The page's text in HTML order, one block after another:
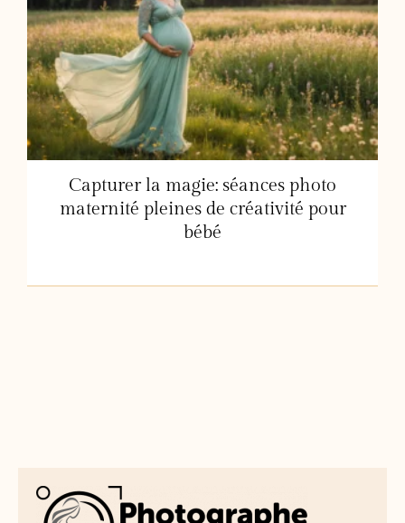
Capturer la magie: séances photo
maternité pleines de créativité pour
bébé